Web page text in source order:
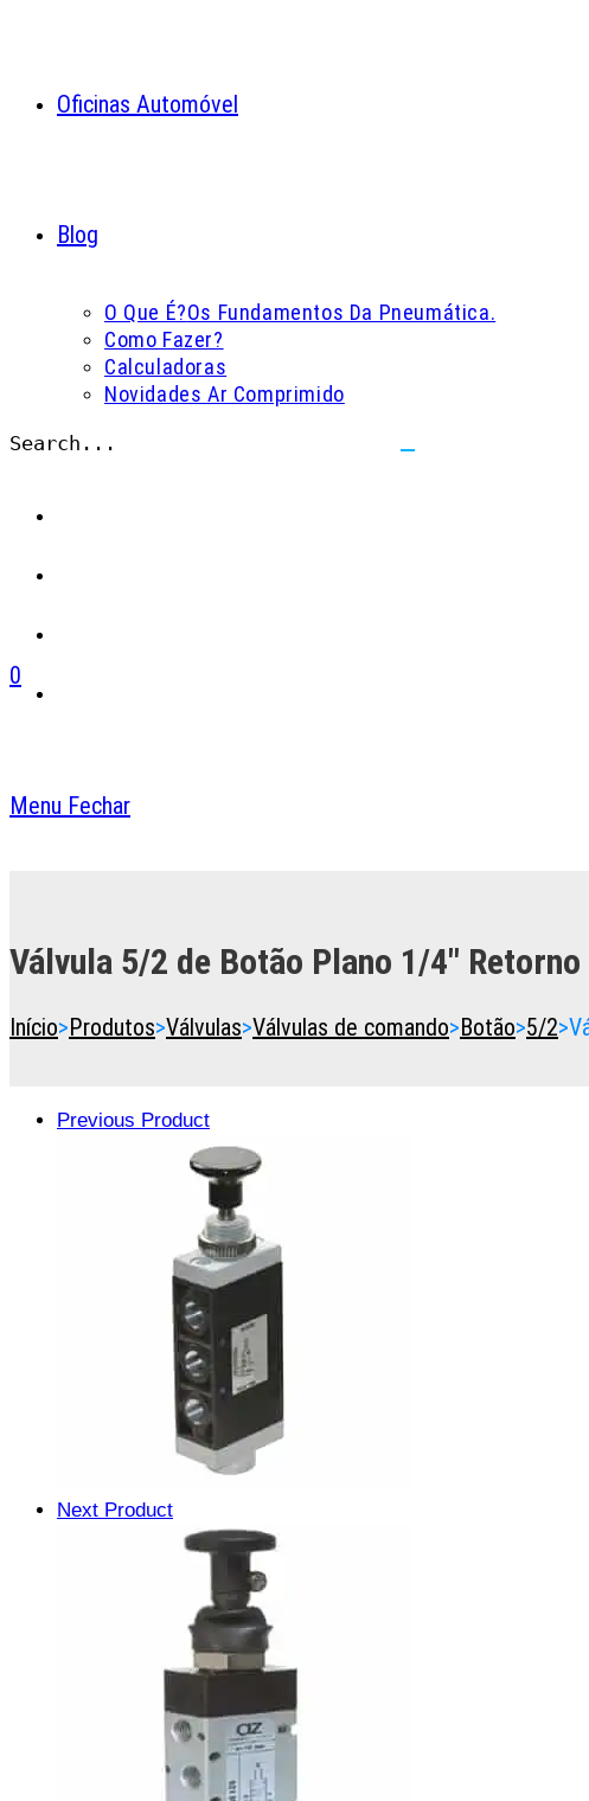
Oficinas Automóvel
Blog
O Que É?Os Fundamentos Da Pneumática.
Como Fazer?
Calculadoras
Novidades Ar Comprimido
Search...
0
Menu Fechar
to
or
collapse
Válvula 5/2 de Botão Plano 1/4″
Início>Produtos>Válvulas>Válvulas de comando>Botão>5/2>
Previous Product
Next Product